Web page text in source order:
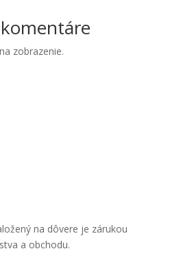
zobrazenie.
na dôvere je zárukou
a obchodu.